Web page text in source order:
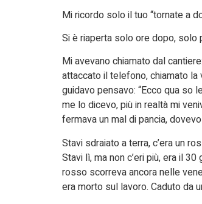
Mi ricordo solo il tuo “tornate a
Si è riaperta solo ore dopo, solo
Mi avevano chiamato dal
attaccato il telefono, chiamato la
guidavo pensavo: “Ecco qua so
me lo dicevo, più in realtà mi
fermava un mal di pancia,
Stavi sdraiato a terra, c’era un
Stavi lì, ma non c’eri più, era il
rosso scorreva ancora nelle
era morto sul lavoro. Caduto da